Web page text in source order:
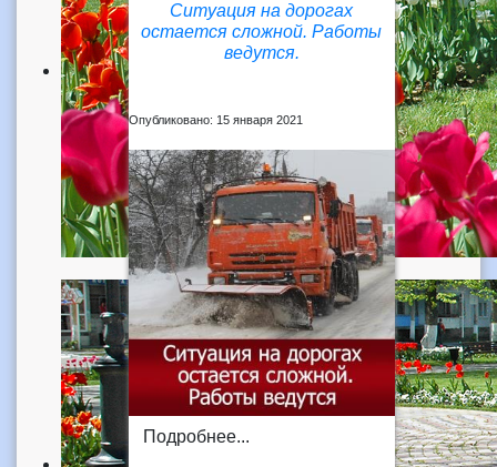
Ситуация на дорогах
остается сложной. Работы
ведутся.
Опубликовано: 15 января 2021
Подробнее...